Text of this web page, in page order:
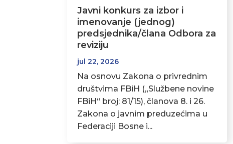
Javni konkurs za izbor i
imenovanje (jednog)
predsjednika/člana Odbora za
reviziju
jul 22, 2026
Na osnovu Zakona o privrednim
društvima FBiH („Službene novine
FBiH“ broj: 81/15), članova 8. i 26.
Zakona o javnim preduzećima u
Federaciji Bosne i...